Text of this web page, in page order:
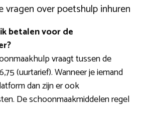
vragen over poetshulp inhuren
betalen voor de
vraagt tussen de
(uurtarief). Wanneer je iemand
dan zijn er ook
De schoonmaakmiddelen regel